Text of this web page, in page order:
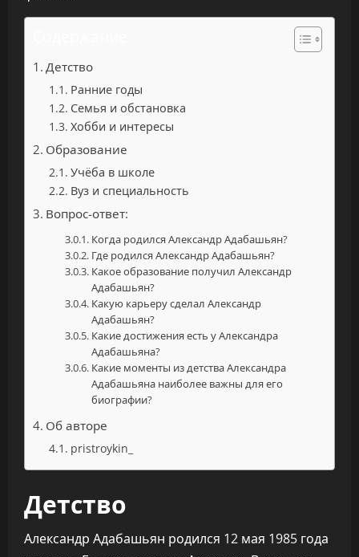
Детство
Ранние годы
Семья и обстановка
Хобби и интересы
Образование
Учёба в школе
Вуз и специальность
Вопрос-ответ:
Когда родился Александр Адабашьян?
Где родился Александр Адабашьян?
Какое образование получил Александр
Адабашьян?
Какую карьеру сделал Александр
Адабашьян?
Какие достижения есть у Александра
Адабашьяна?
Какие моменты из детства Александра
Адабашьяна наиболее важны для его
биографии?
Об авторе
pristroykin_
Детство
Александр Адабашьян родился 12 мая 1985 года